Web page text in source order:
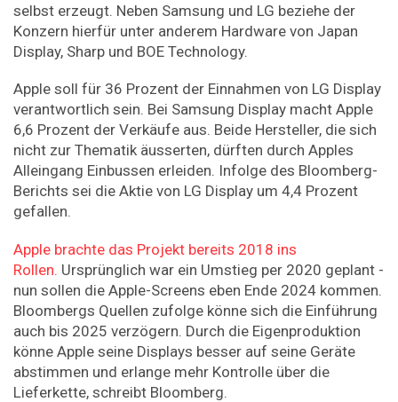
selbst erzeugt. Neben Samsung und LG beziehe der
Konzern hierfür unter anderem Hardware von Japan
Display, Sharp und BOE Technology.
Apple soll für 36 Prozent der Einnahmen von LG Display
verantwortlich sein. Bei Samsung Display macht Apple
6,6 Prozent der Verkäufe aus. Beide Hersteller, die sich
nicht zur Thematik äusserten, dürften durch Apples
Alleingang Einbussen erleiden. Infolge des Bloomberg-
Berichts sei die Aktie von LG Display um 4,4 Prozent
gefallen.
Apple brachte das Projekt bereits 2018 ins
Rollen. Ursprünglich war ein Umstieg per 2020 geplant -
nun sollen die Apple-Screens eben Ende 2024 kommen.
Bloombergs Quellen zufolge könne sich die Einführung
auch bis 2025 verzögern. Durch die Eigenproduktion
könne Apple seine Displays besser auf seine Geräte
abstimmen und erlange mehr Kontrolle über die
Lieferkette, schreibt Bloomberg.